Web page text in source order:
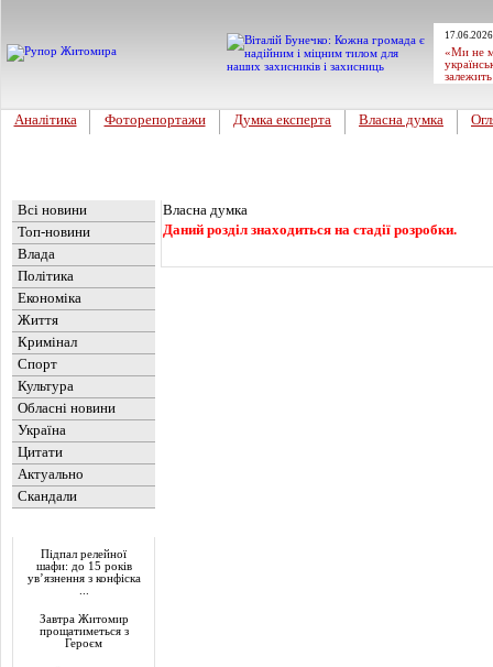
«Ми не
Аналітика Фоторепортажи Думка експерта Власна думка
Всі новини
Топ-новини
Влада
Політика
Економіка
Життя
Кримінал
Спорт
Культура
Обласні новини
Україна
Цитати
Актуально
Скандали
Підпал релейної
шафи: до 15 років
ув’язнення з конфіска
Завтра Житомир
прощатиметься з
Героєм
Власна думка
Даний розділ знаходиться на стадії розробки.